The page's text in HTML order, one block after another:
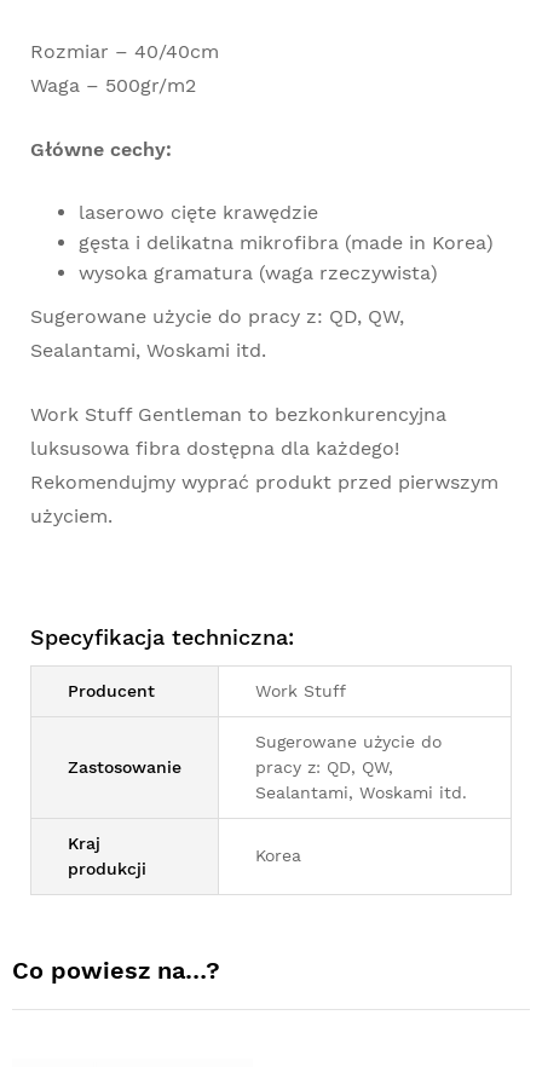
Rozmiar – 40/40cm
Waga – 500gr/m2
Główne cechy:
laserowo cięte krawędzie
gęsta i delikatna mikrofibra (made in Korea)
wysoka gramatura (waga rzeczywista)
Sugerowane użycie do pracy z: QD, QW,
Sealantami, Woskami itd.
Work Stuff Gentleman to bezkonkurencyjna
luksusowa fibra dostępna dla każdego!
Rekomendujmy wyprać produkt przed pierwszym
użyciem.
Specyfikacja techniczna:
Producent Work Stuff
Zastosowanie
Sugerowane użycie do
pracy z: QD, QW,
Sealantami, Woskami itd.
Kraj
produkcji
Korea
Co powiesz na…?